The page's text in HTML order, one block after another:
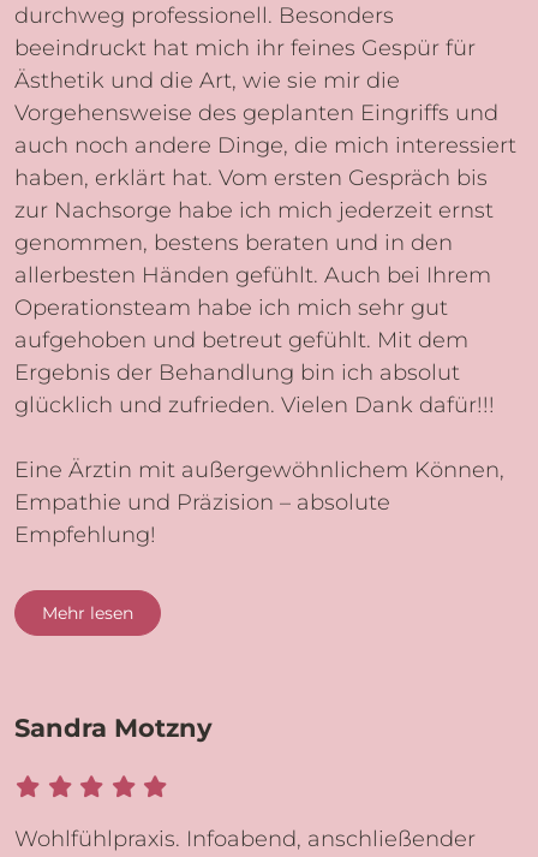
durchweg professionell. Besonders
beeindruckt hat mich ihr feines Gespür für
Ästhetik und die Art, wie sie mir die
Vorgehensweise des geplanten Eingriffs und
auch noch andere Dinge, die mich interessiert
haben, erklärt hat. Vom ersten Gespräch bis
zur Nachsorge habe ich mich jederzeit ernst
genommen, bestens beraten und in den
allerbesten Händen gefühlt. Auch bei Ihrem
Operationsteam habe ich mich sehr gut
aufgehoben und betreut gefühlt. Mit dem
Ergebnis der Behandlung bin ich absolut
glücklich und zufrieden. Vielen Dank dafür!!!
Eine Ärztin mit außergewöhnlichem Können,
Empathie und Präzision – absolute
Empfehlung!
Mehr lesen
Sandra Motzny
Wohlfühlpraxis. Infoabend, anschließender